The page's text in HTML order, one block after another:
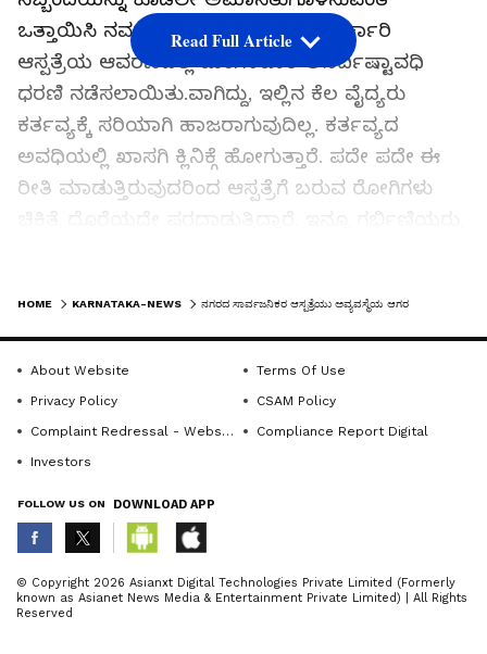
ಒತ್ತಾಯಿಸಿ ನಮ್ಮ ಕರ್ನಾಟಕ ಸೇನೆಯಿಂದ ಸರ್ಕಾರಿ
ಆಸ್ಪತ್ರೆಯ ಆವರಣದಲ್ಲಿ ಮಂಗಳವಾರ ಅನಿರ್ದಿಷ್ಟಾವಧಿ
ಧರಣಿ ನಡೆಸಲಾಯಿತು.ವಾಗಿದ್ದು, ಇಲ್ಲಿನ ಕೆಲ ವೈದ್ಯರು
ಕರ್ತವ್ಯಕ್ಕೆ ಸರಿಯಾಗಿ ಹಾಜರಾಗುವುದಿಲ್ಲ. ಕರ್ತವ್ಯದ
ಅವಧಿಯಲ್ಲಿ ಖಾಸಗಿ ಕ್ಲಿನಿಕ್ಗೆ ಹೋಗುತ್ತಾರೆ. ಪದೇ ಪದೇ ಈ
ರೀತಿ ಮಾಡುತ್ತಿರುವುದರಿಂದ ಆಸ್ಪತ್ರೆಗೆ ಬರುವ ರೋಗಿಗಳು
ಆಕ್ರೋಶ ವ್ಯಕ್ತಪಡಿಸಿದರು.ಆರ್.ಎಚ್.ಕ್ಯಾಂಪ್ನ ಮೌಸಂಬಿ
ಮಂಡಲ್ ಗಂಡ ಮಹೇಶ್ವರ ಮಂಡಲ್ ಅವರ ಸಾವಿಗೆ
ವೈದ್ಯರು ಹಾಗೂ ಸಿಬ್ಬಂದಿಯ ನಿರ್ಲಕ್ಷ್ಯವೇ ಕಾರಣ. ಹೆರಿಗೆ
ನಂತರ ಮಹಿಳೆಗೆ ಉತ್ತಮ ಚಿಕಿತ್ಸೆ ದೊರೆತಿದ್ದರೆ ಆಕೆ
ಉಳಿಯುತ್ತಿದ್ದಳು ಎಂದು ಆಕೆಯ ಸಂಬಂಧಿಕರೇ ಹೇಳುತ್ತಾರೆ.
ಸರ್ಕಾರಿ ಆಸ್ಪತ್ರೆಯಲ್ಲಿ ನಿರ್ಲಕ್ಷದ ಸಾವುಗಳು ಹೆಚ್ಚುತ್ತಿದ್ದು,
ಪದೇ ಪದೆ ಅವಘಡಗಳು ನಡೆಯುತ್ತಿದ್ದರೂ ಜಿಲ್ಲಾಡಳಿತ ಮೌನ
ತಾಳಿದೆ ಎಂದು ಸಂಘಟನೆಯ ಕಾರ್ಯಕರ್ತರು
ರಾಘವೇಂದ್ರ, ಜಿಲ್ಲಾ ಸಂಚಾಲಕ ಹುಸೇನ್ ಭಾμÁ
Read Full Article
ABOUT THE AUTHOR
K KannadaprabhaNewsNetwork
HOME KARNATAKA-NEWS ನಗರದ ಸಾರ್ವಜನಿಕರ ಆಸ್ಪತ್ರೆಯು ಅವ್ಯವಸ್ಥೆಯ ಆಗರ
About Website
Terms Of Use
Privacy Policy
CSAM Policy
Complaint Redressal - Website
Compliance Report Digital
Investors
FOLLOW US ON DOWNLOAD APP
© Copyright 2026 Asianxt Digital Technologies Private Limited (Formerly
known as Asianet News Media & Entertainment Private Limited) | All Rights
Reserved